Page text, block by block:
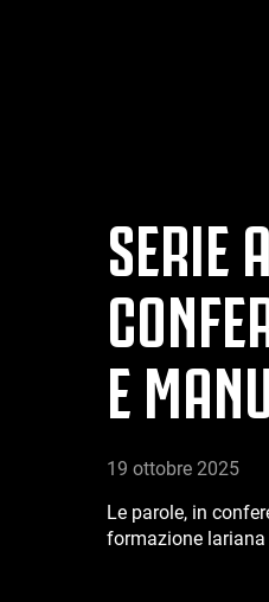
SERIE
E
19 ottobre 2025
Le parole, in
formazione lariana